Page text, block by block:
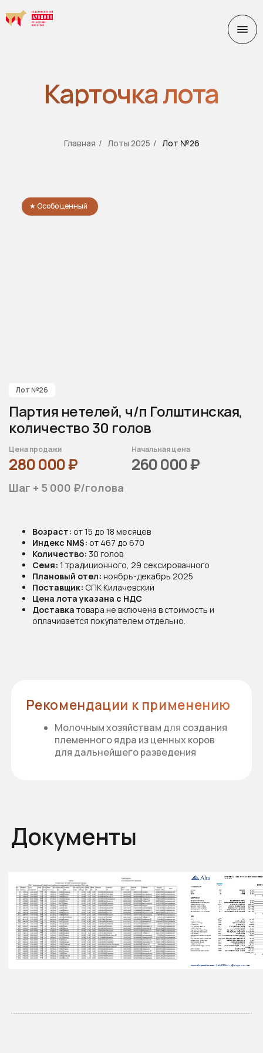
Главная / Лоты 2025 / Лот №26
Партия нетелей, ч/п Голштинская,
количество 30 голов
Лот №26
Цена продажи
280 000₽
Начальная цена
260 000₽
Шаг + 5 000 ₽/голова
Возраст: от 15 до 18 месяцев
Индекс NM$: от 467 до 670
Количество: 30 голов
Семя: 1 традиционного, 29 сексированного
Плановый отел: ноябрь-декабрь 2025
Поставщик: СПК Килачевский
Цена лота указана с НДС
Доставка товара не включена в стоимость и
оплачивается покупателем отдельно.
Рекомендации к применению
Молочным хозяйствам для создания
племенного ядра из ценных коров
для дальнейшего разведения